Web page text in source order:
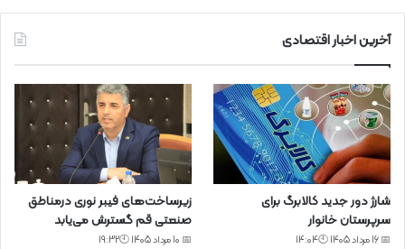
آخرین اخبار اقتصادی
شارژ دور جدید کالابرگ برای
سرپرستان خانوار
📅 16 مرداد 1405 🕙14:04
زیرساخت‌های فیبر نوری درمناطق
صنعتی قم گسترش می‌یابد
📅 10 مرداد 1405 🕙19:32